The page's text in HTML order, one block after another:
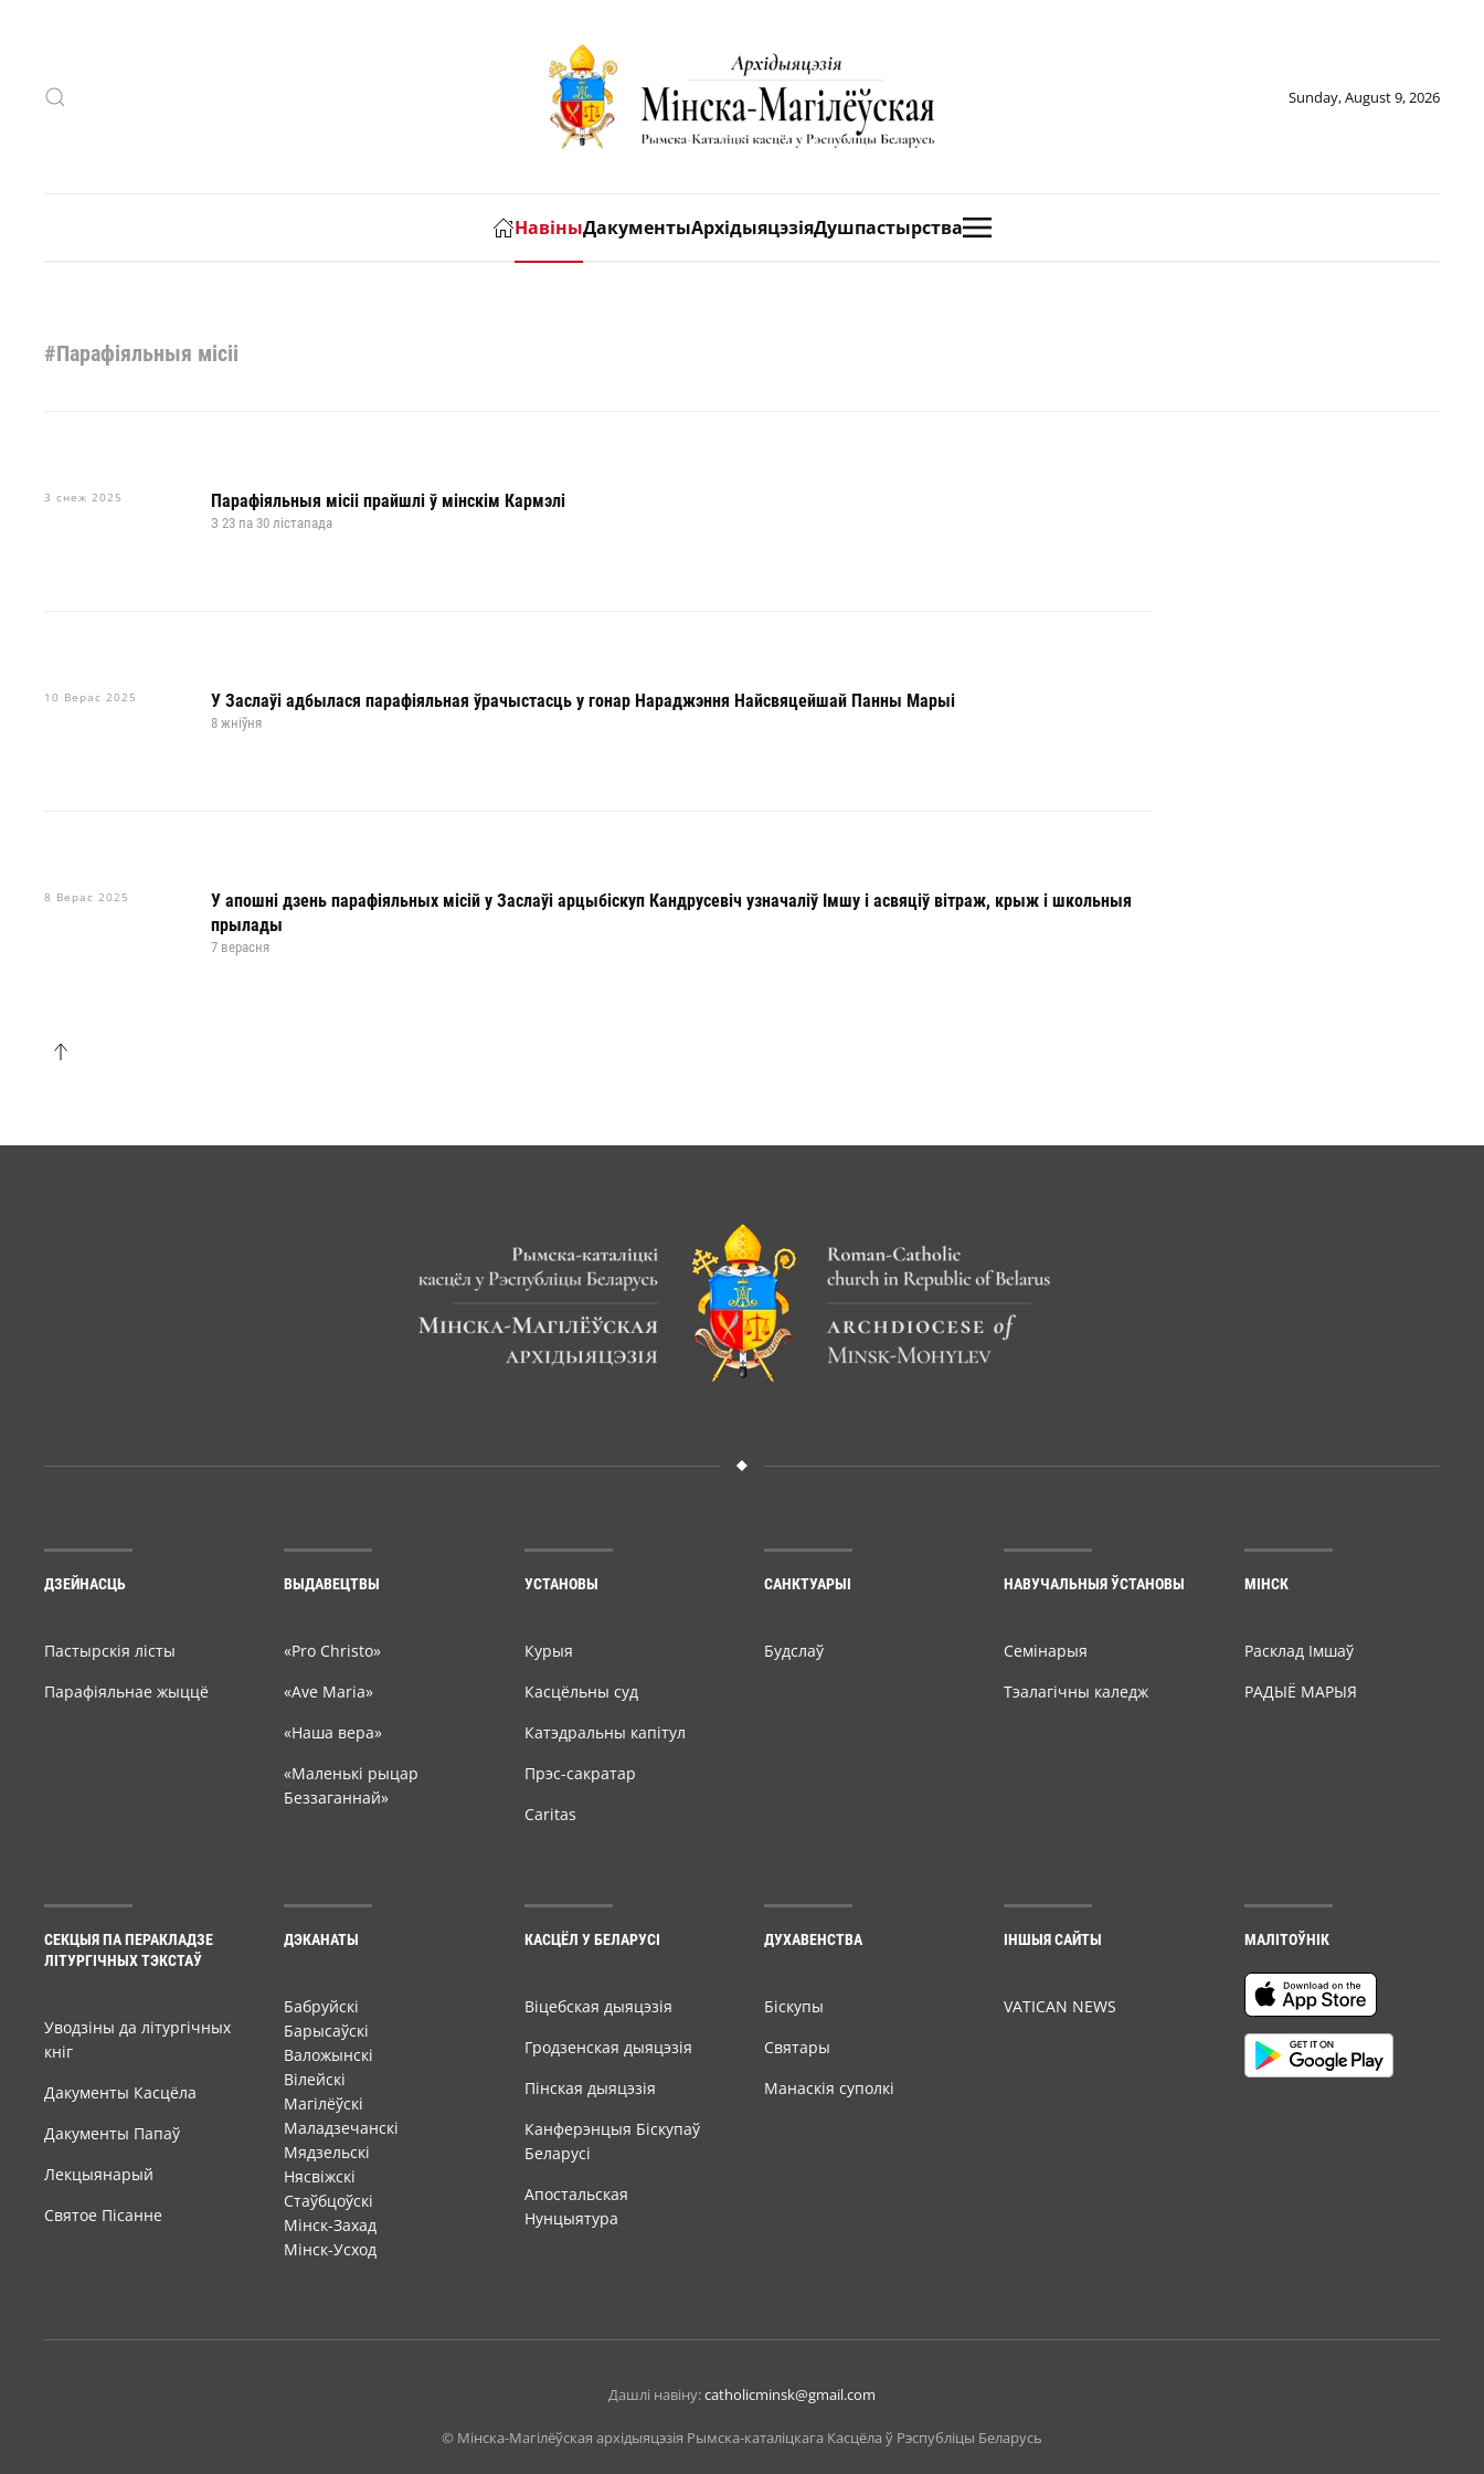
Sunday, August 9, 2026
НавіныДакументыАрхідыяцэзіяДушпастырства
#Парафіяльныя місіі
3 снеж 2025 Парафіяльныя місіі прайшлі ў мінскім Кармэлі
З 23 па 30 лістапада
10 Верас 2025 У Заслаўі адбылася парафіяльная ўрачыстасць у гонар Нараджэння Найсвяцейшай Панны Марыі
8 жніўня
8 Верас 2025
У апошні дзень парафіяльных місій у Заслаўі арцыбіскуп Кандрусевіч узначаліў Імшу і асвяціў вітраж, крыж і школьныя
прылады
7 верасня
ДЗЕЙНАСЦЬ
Пастырскія лісты
Парафіяльнае жыццё
ВЫДАВЕЦТВЫ
«Pro Christo»
«Ave Maria»
«Наша вера»
«Маленькі рыцар
Беззаганнай»
УСТАНОВЫ
Курыя
Касцёльны суд
Катэдральны капітул
Прэс-сакратар
Caritas
САНКТУАРЫІ
Будслаў
НАВУЧАЛЬНЫЯ ЎСТАНОВЫ
Семiнарыя
Тэалагічны каледж
МІНСК
Расклад Імшаў
РАДЫЁ МАРЫЯ
СЕКЦЫЯ ПА ПЕРАКЛАДЗЕ
ЛІТУРГІЧНЫХ ТЭКСТАЎ
Уводзіны да літургічных
кніг
Дакументы Касцёла
Дакументы Папаў
Лекцыянарый
Святое Пісанне
ДЭКАНАТЫ
Бабруйскі
Барысаўскі
Валожынскі
Вілейскі
Магілёўскі
Маладзечанскі
Мядзельскі
Нясвіжскі
Стаўбцоўскі
Мінск-Захад
Мінск-Усход
КАСЦЁЛ У БЕЛАРУСІ
Віцебская дыяцэзія
Гродзенская дыяцэзія
Пінская дыяцэзія
Канферэнцыя Біскупаў
Беларусі
Апостальская
Нунцыятура
ДУХАВЕНСТВА
Біскупы
Святары
Манаскія суполкі
ІНШЫЯ САЙТЫ
VATICAN NEWS
МАЛІТОЎНІК
Дашлі навіну:catholicminsk@gmail.com
© Мiнска-Магiлёўская архiдыяцэзiя Рымска-каталіцкага Касцёла ў Рэспубліцы Беларусь